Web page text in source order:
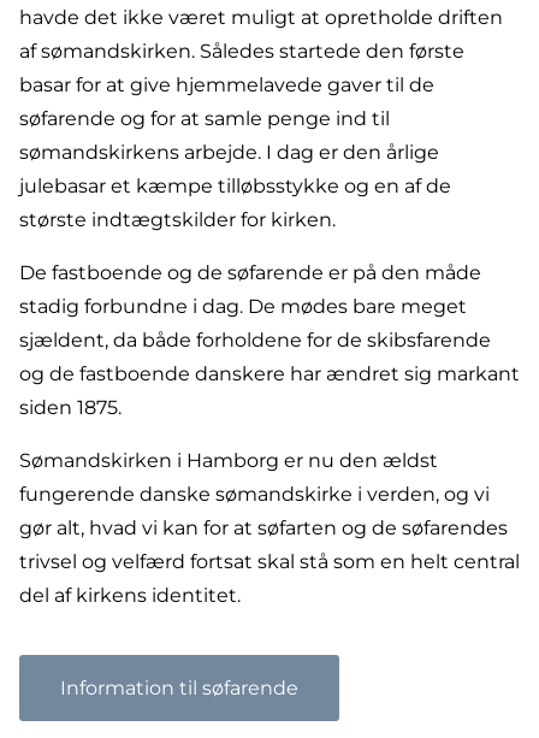
havde det ikke været muligt at opretholde driften
af sømandskirken. Således startede den første
basar for at give hjemmelavede gaver til de
søfarende og for at samle penge ind til
sømandskirkens arbejde. I dag er den årlige
julebasar et kæmpe tilløbsstykke og en af de
største indtægtskilder for kirken.
De fastboende og de søfarende er på den måde
stadig forbundne i dag. De mødes bare meget
sjældent, da både forholdene for de skibsfarende
og de fastboende danskere har ændret sig markant
siden 1875.
Sømandskirken i Hamborg er nu den ældst
fungerende danske sømandskirke i verden, og vi
gør alt, hvad vi kan for at søfarten og de søfarendes
trivsel og velfærd fortsat skal stå som en helt central
del af kirkens identitet.
Information til søfarende